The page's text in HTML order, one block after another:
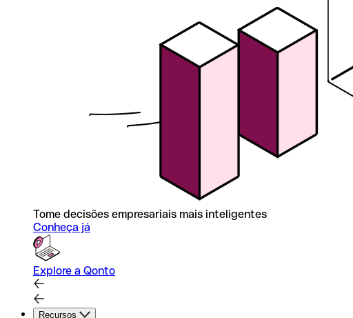
Tome decisões empresariais mais inteligentes
Conheça já
Explore a Qonto
Recursos